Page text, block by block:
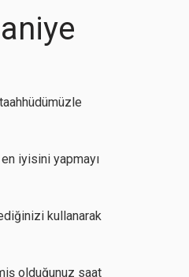
iyisini yapmayı
kullanarak
olduğunuz saat